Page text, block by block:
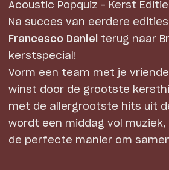
Acoustic Popquiz – Kerst
Na succes van eerdere
Francesco Daniel
terug naar
kerstspecial!
Vorm een team met je
winst door de grootste
met de allergrootste hits uit
wordt een middag vol
de perfecte manier om